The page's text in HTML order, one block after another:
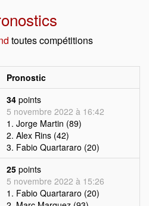
toutes compétitions
Pronostic
34 points
5 novembre 2022 à 16:42
1. Jorge Martin (89)
2. Alex Rins (42)
3. Fabio Quartararo (20)
25 points
5 novembre 2022 à 15:26
1. Fabio Quartararo (20)